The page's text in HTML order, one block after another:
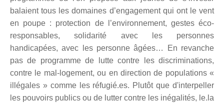
balaient tous les domaines d’engagement qui ont le vent
en poupe : protection de l’environnement, gestes éco-
responsables, solidarité avec les personnes
handicapées, avec les personne âgées… En revanche
pas de programme de lutte contre les discriminations,
contre le mal-logement, ou en direction de populations «
illégales » comme les réfugié.es. Plutôt que d'interpeller
les pouvoirs publics ou de lutter contre les inégalités, le.la